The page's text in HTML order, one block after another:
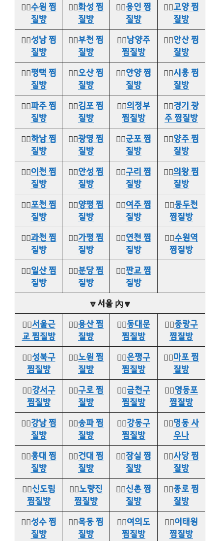
👉🏻수원 찜
질방
👉🏻화성 찜
질방
👉🏻용인 찜
질방
👉🏻고양 찜
질방
👉🏻성남 찜
질방
👉🏻부천 찜
질방
👉🏻남양주
찜질방
👉🏻안산 찜
질방
👉🏻평택 찜
질방
👉🏻오산 찜
질방
👉🏻안양 찜
질방
👉🏻시흥 찜
질방
👉🏻파주 찜
질방
👉🏻김포 찜
질방
👉🏻의정부
찜질방
👉🏻경기 광
주 찜질방
👉🏻하남 찜
질방
👉🏻광명 찜
질방
👉🏻군포 찜
질방
👉🏻양주 찜
질방
👉🏻이천 찜
질방
👉🏻안성 찜
질방
👉🏻구리 찜
질방
👉🏻의왕 찜
질방
👉🏻포천 찜
질방
👉🏻양평 찜
질방
👉🏻여주 찜
질방
👉🏻동두천
찜질방
👉🏻과천 찜
질방
👉🏻가평 찜
질방
👉🏻연천 찜
질방
👉🏻수원역
찜질방
👉🏻일산 찜
질방
👉🏻분당 찜
질방
👉🏻판교 찜
질방
🔽서울 內🔽
👉🏻서울근
교 찜질방
👉🏻용산 찜
질방
👉🏻동대문
찜질방
👉🏻중랑구
찜질방
👉🏻성북구
찜질방
👉🏻노원 찜
질방
👉🏻은평구
찜질방
👉🏻마포 찜
질방
👉🏻강서구
찜질방
👉🏻구로 찜
질방
👉🏻금천구
찜질방
👉🏻영등포
찜질방
👉🏻강남 찜
질방
👉🏻송파 찜
질방
👉🏻강동구
찜질방
👉🏻명동 사
우나
👉🏻홍대 찜
질방
👉🏻건대 찜
질방
👉🏻잠실 찜
질방
👉🏻사당 찜
질방
👉🏻신도림
찜질방
👉🏻노량진
찜질방
👉🏻신촌 찜
질방
👉🏻종로 찜
질방
👉🏻성수 찜
질방
👉🏻목동 찜
질방
👉🏻여의도
찜질방
👉🏻이태원
찜질방